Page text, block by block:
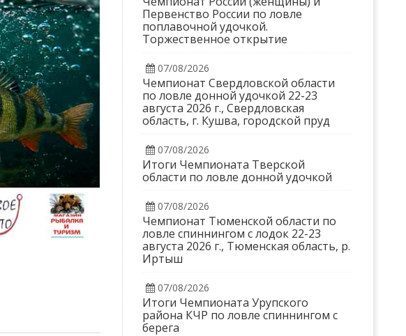
Первенство России по ловле
поплавочной удочкой.
Торжественное открытие
07/08/2026
Чемпионат Свердловской области
по ловле донной удочкой 22-23
августа 2026 г., Свердловская
область, г. Кушва, городской пруд
07/08/2026
Итоги Чемпионата Тверской
области по ловле донной удочкой
07/08/2026
Чемпионат Тюменской области по
ловле спиннингом с лодок 22-23
августа 2026 г., Тюменская область, р.
Иртыш
07/08/2026
Итоги Чемпионата Урупского
района КЧР по ловле спиннингом с
берега